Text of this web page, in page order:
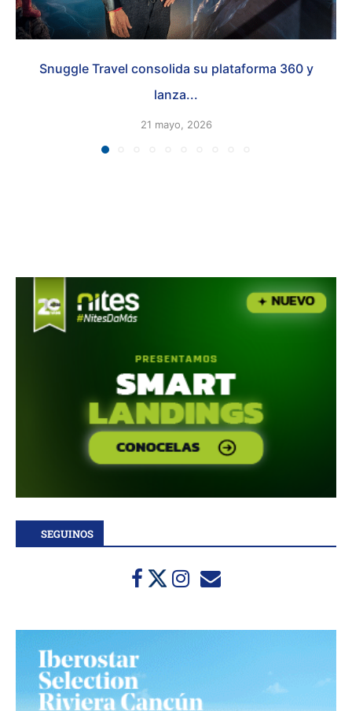
Snuggle Travel consolida su plataforma 360 y
lanza...
21 mayo, 2026
SEGUINOS